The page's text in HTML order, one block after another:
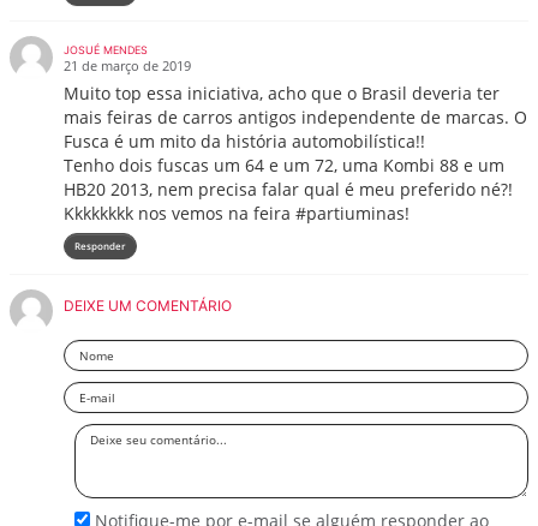
JOSUÉ MENDES
21 de março de 2019
Muito top essa iniciativa, acho que o Brasil deveria ter
mais feiras de carros antigos independente de marcas. O
Fusca é um mito da história automobilística!!
Tenho dois fuscas um 64 e um 72, uma Kombi 88 e um
HB20 2013, nem precisa falar qual é meu preferido né?!
Kkkkkkkk nos vemos na feira #partiuminas!
Responder
DEIXE UM COMENTÁRIO
Nome
Email
Deixe
Notifique-me por e-mail se alguém responder ao